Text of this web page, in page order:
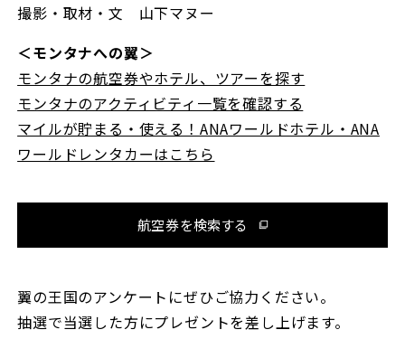
撮影・取材・文 山下マヌー
＜モンタナへの翼＞
モンタナの航空券やホテル、ツアーを探す
モンタナのアクティビティ一覧を確認する
マイルが貯まる・使える！ANAワールドホテル・ANA
ワールドレンタカーはこちら
航空券を検索する
翼の王国のアンケートにぜひご協力ください。
抽選で当選した方にプレゼントを差し上げます。